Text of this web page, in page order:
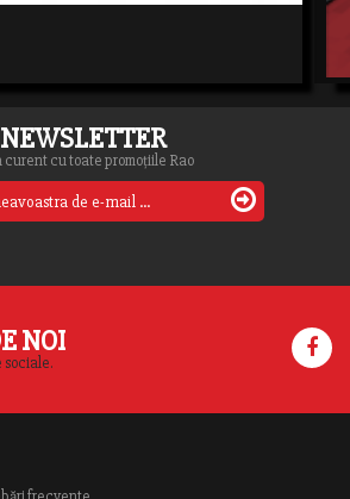
NEWSLETTER
curent cu toate promoțiile Rao
NOI
sociale.